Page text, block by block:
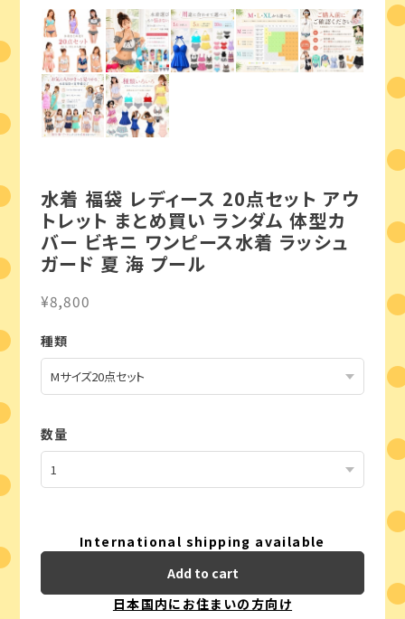
水着 福袋 レディース 20点セット アウ
トレット まとめ買い ランダム 体型カ
バー ビキニ ワンピース水着 ラッシュ
ガード 夏 海 プール
¥8,800
種類
数量
International shipping available
Add to cart
日本国内にお住まいの方向け